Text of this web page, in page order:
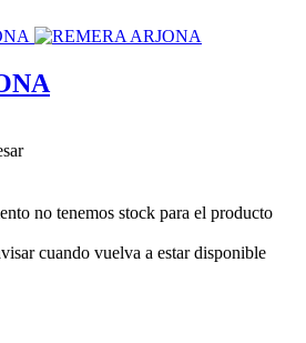
no tenemos stock para el producto
cuando vuelva a estar disponible